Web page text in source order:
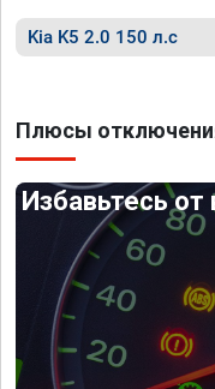
Kia K5 2.0 150 л.с
Плюсы
Избавьтесь